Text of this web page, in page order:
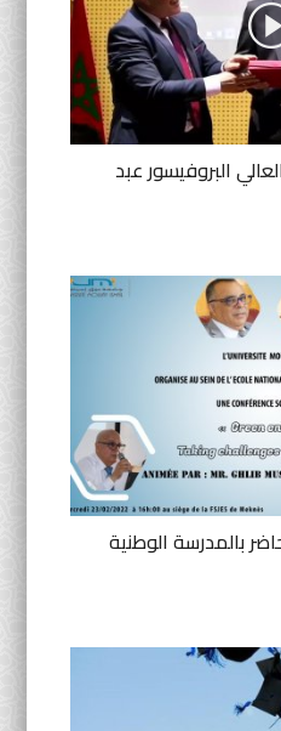
البروفيسور عبد
بالمدرسة الوطنية